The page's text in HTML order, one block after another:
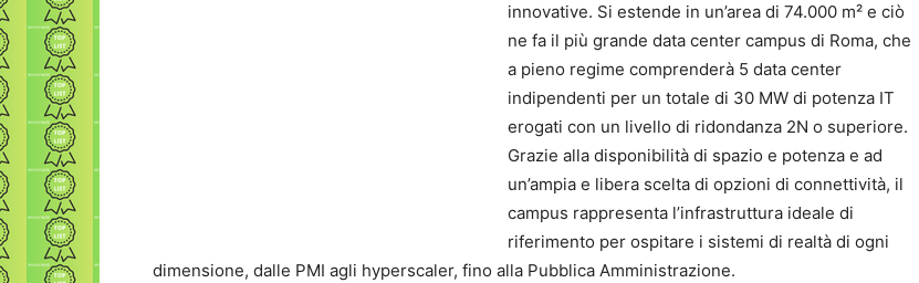
innovative. Si estende in un’area di 74.000 m² e ciò
ne fa il più grande data center campus di Roma, che
a pieno regime comprenderà 5 data center
indipendenti per un totale di 30 MW di potenza IT
erogati con un livello di ridondanza 2N o superiore.
Grazie alla disponibilità di spazio e potenza e ad
un’ampia e libera scelta di opzioni di connettività, il
campus rappresenta l’infrastruttura ideale di
riferimento per ospitare i sistemi di realtà di ogni
dimensione, dalle PMI agli hyperscaler, fino alla Pubblica Amministrazione.